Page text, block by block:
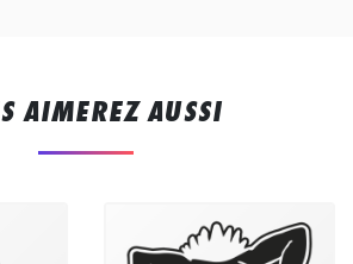
AIMEREZ AUSSI